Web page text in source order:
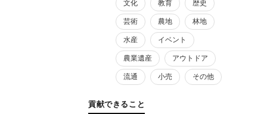
文化 教育 歴史
芸術 農地 林地
水産 イベント
農業遺産 アウトドア
流通 小売 その他
貢献できること